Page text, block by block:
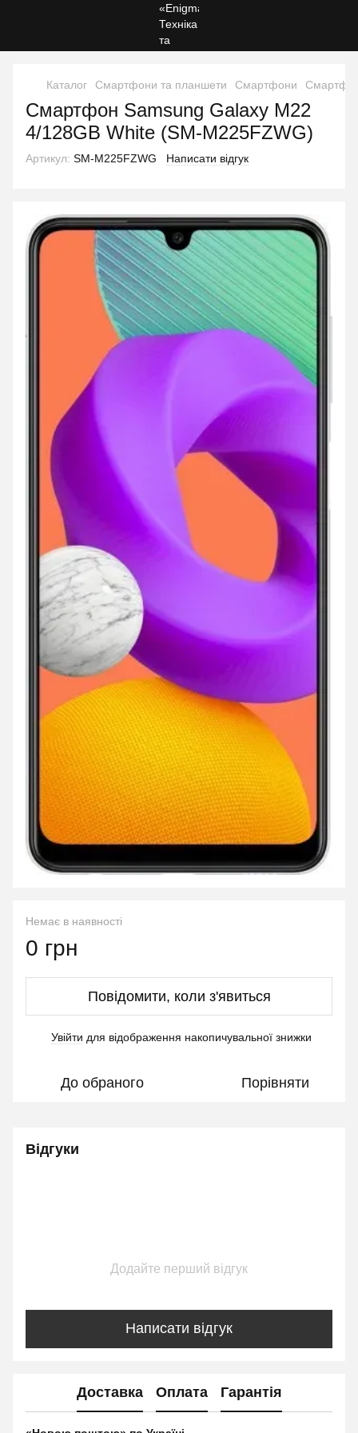
Каталог Смартфони та планшети Смартфони
Смартфон Samsung Galaxy M22
4/128GB White (SM-M225FZWG)
Артикул: SM-M225FZWG Написати відгук
Немає в наявності
0 грн
Повідомити, коли з'явиться
Увійти для відображення накопичувальної знижки
До обраного Порівняти
Відгуки
Додайте перший відгук
Написати відгук
Доставка Оплата Гарантія